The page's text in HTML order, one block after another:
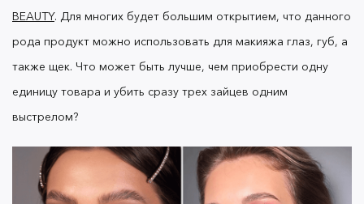
BEAUTY. Для многих будет большим открытием, что данного
рода продукт можно использовать для макияжа глаз, губ, а
также щек. Что может быть лучше, чем приобрести одну
единицу товара и убить сразу трех зайцев одним
выстрелом?